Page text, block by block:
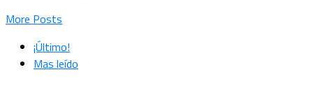
More Posts
¡Último!
Mas leído